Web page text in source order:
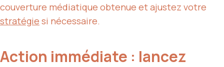
couverture médiatique obtenue et ajustez votre
stratégie si nécessaire.
Action immédiate : lancez